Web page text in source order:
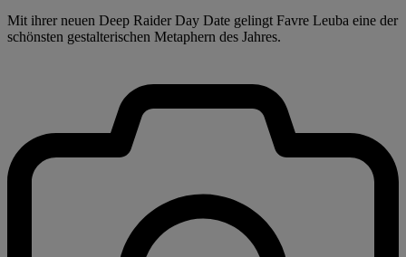
Mit ihrer neuen Deep Raider Day Date gelingt Favre Leuba eine der
schönsten gestalterischen Metaphern des Jahres.